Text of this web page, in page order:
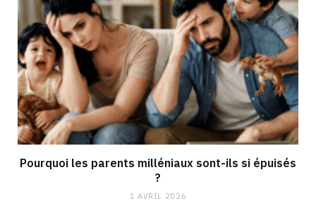
Pourquoi les parents milléniaux sont-ils si épuisés
?
1 AVRIL 2026